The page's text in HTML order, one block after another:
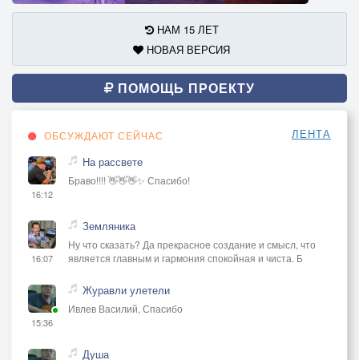
НАМ 15 ЛЕТ
НОВАЯ ВЕРСИЯ
ПОМОЩЬ ПРОЕКТУ
ОБСУЖДАЮТ СЕЙЧАС ЛЕНТА
16:12
На рассвете
Браво!!!! 👋👋👋✨ Спасибо!
16:07
Земляника
Ну что сказать? Да прекрасное создание и смысл, что
является главным и гармония спокойная и чиста. Б
15:36
Журавли улетели
Ивлев Василий, Спасибо
Душа